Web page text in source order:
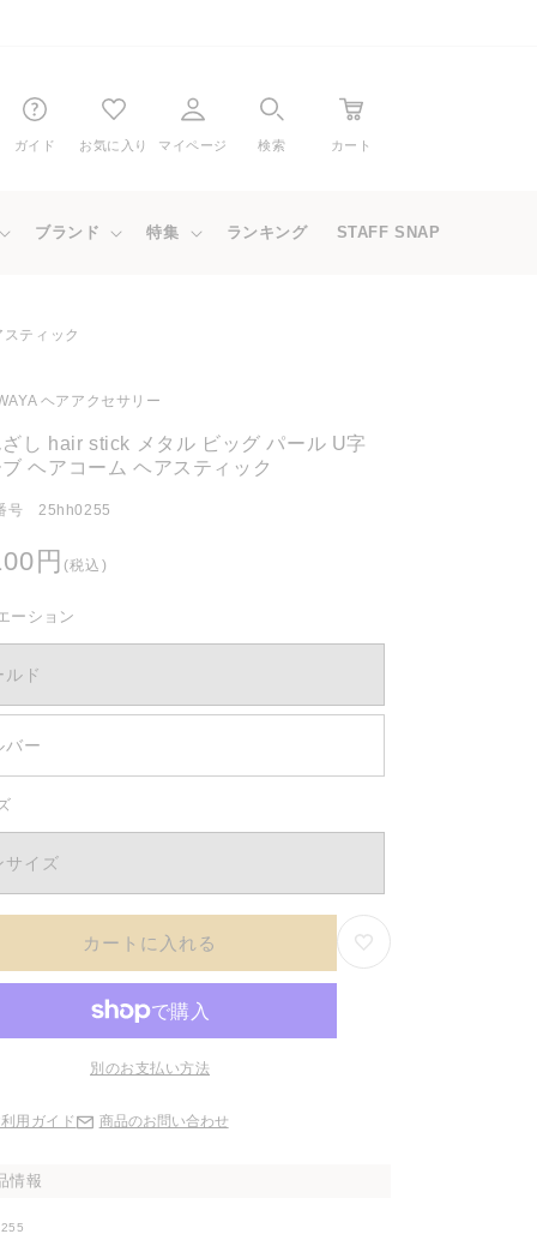
ガイド お気に入り マイページ 検索 カート
ブランド 特集 ランキング STAFF SNAP
ティック
ヘアアクセサリー
ざし hair stick メタル ビッグ パール U字
ブ ヘアコーム ヘアスティック
号 25hh0255
円 (税込)
ーション
ルド
バー
サイズ
カートに入れる
別のお支払い方法
用ガイド 商品のお問い合わせ
情報